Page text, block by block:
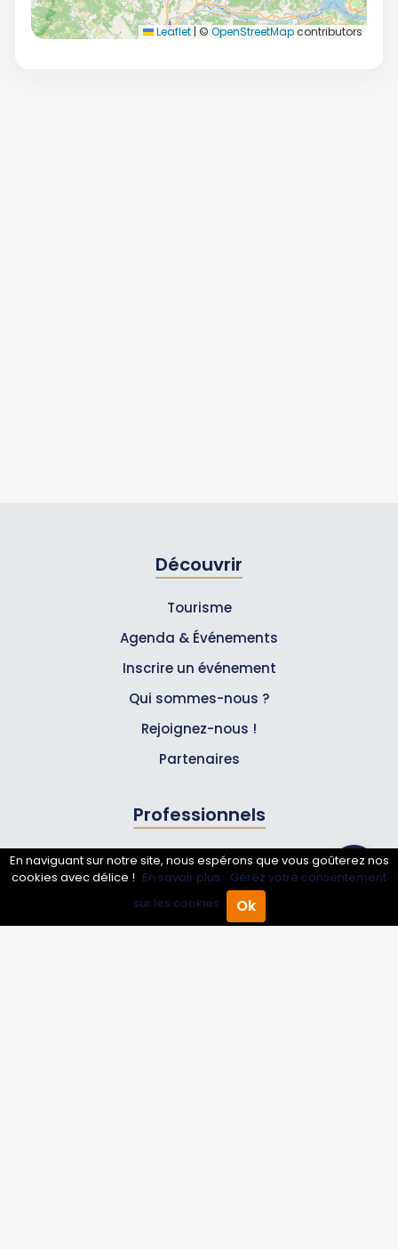
Annuaire Pro Agenda
Leaflet | © OpenStreetMapcontributors
Découvrir
Tourisme
Agenda & Événements
Inscrire un événement
Qui sommes-nous ?
Rejoignez-nous !
Partenaires
Professionnels
Annuaire pro
Inscrire mon entreprise
Les Abonnements Pros
En naviguant sur notre site, nous espérons que vous goûterez nos
cookies avec délice ! En savoir plus. Gérez votre consentement
sur les cookies.
Ok